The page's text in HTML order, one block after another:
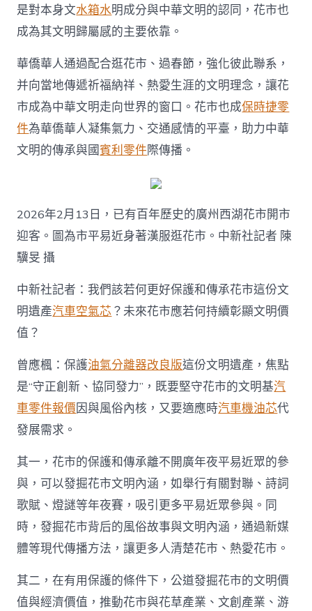
是對本身文水箱水明成分與中華文明的認同，花市也
成為其文明歸屬感的主要依靠。
華僑華人通過配合逛花市、過春節，強化彼此聯系，
并向當地傳遞祈福納祥、熱愛生涯的文明理念，讓花
市成為中華文明走向世界的窗口。花市也成保時捷零
件為華僑華人凝集氣力、交通感情的平臺，助力中華
文明的傳承與國賓利零件際傳播。
2026年2月13日，已有百年歷史的廣州西湖花市開市
迎客。圖為市平易近身著漢服逛花市。中新社記者 陳
驥旻 攝
中新社記者：我們該若何更好保護和傳承花市這份文
明遺產汽車空氣芯？未來花市應若何持續彰顯文明價
值？
曾應楓：保護油氣分離器改良版這份文明遺產，焦點
是“守正創新、協同發力”，既要堅守花市的文明基汽
車零件報價因與風俗內核，又要適應時汽車機油芯代
發展需求。
其一，花市的保護和傳承離不開廣年夜平易近眾的參
與，可以發掘花市文明內涵，如舉行有關對聯、詩詞
歌賦、燈謎等年夜賽，吸引更多平易近眾參與。同
時，發掘花市背后的風俗故事與文明內涵，通過新媒
體等現代傳播方法，讓更多人清楚花市、熱愛花市。
其二，在有用保護的條件下，公道發掘花市的文明價
值與經濟價值，推動花市與花草產業、文創產業、游